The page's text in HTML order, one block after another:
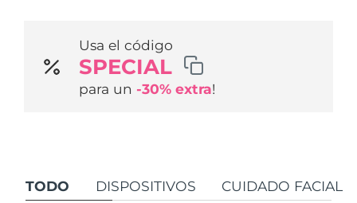
Usa el código
SPECIAL
para un -30% extra!
TODO DISPOSITIVOS CUIDADO FACIAL
Sorpresas especiales Superventas
Alemania Entrega prevista
Australia Entrega prevista 8/11/26